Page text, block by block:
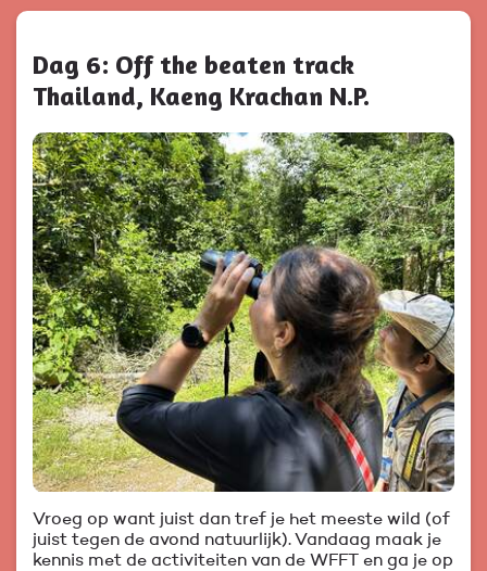
Dag 6: Off the beaten track
Thailand, Kaeng Krachan N.P.
Vroeg op want juist dan tref je het meeste wild (of
juist tegen de avond natuurlijk). Vandaag maak je
kennis met de activiteiten van de WFFT en ga je op